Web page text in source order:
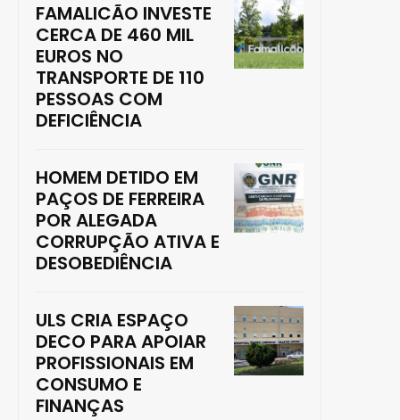
FAMALICÃO INVESTE
CERCA DE 460 MIL
EUROS NO
TRANSPORTE DE 110
PESSOAS COM
DEFICIÊNCIA
HOMEM DETIDO EM
PAÇOS DE FERREIRA
POR ALEGADA
CORRUPÇÃO ATIVA E
DESOBEDIÊNCIA
ULS CRIA ESPAÇO
DECO PARA APOIAR
PROFISSIONAIS EM
CONSUMO E
FINANÇAS